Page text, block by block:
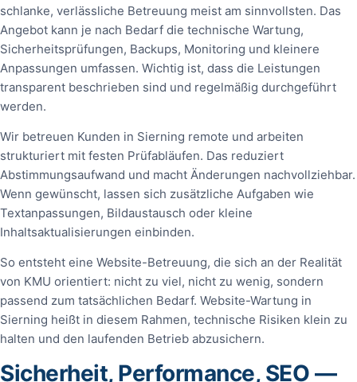
schlanke, verlässliche Betreuung meist am sinnvollsten. Das
Angebot kann je nach Bedarf die technische Wartung,
Sicherheitsprüfungen, Backups, Monitoring und kleinere
Anpassungen umfassen. Wichtig ist, dass die Leistungen
transparent beschrieben sind und regelmäßig durchgeführt
werden.
Wir betreuen Kunden in Sierning remote und arbeiten
strukturiert mit festen Prüfabläufen. Das reduziert
Abstimmungsaufwand und macht Änderungen nachvollziehbar.
Wenn gewünscht, lassen sich zusätzliche Aufgaben wie
Textanpassungen, Bildaustausch oder kleine
Inhaltsaktualisierungen einbinden.
So entsteht eine Website-Betreuung, die sich an der Realität
von KMU orientiert: nicht zu viel, nicht zu wenig, sondern
passend zum tatsächlichen Bedarf. Website-Wartung in
Sierning heißt in diesem Rahmen, technische Risiken klein zu
halten und den laufenden Betrieb abzusichern.
Sicherheit, Performance, SEO —